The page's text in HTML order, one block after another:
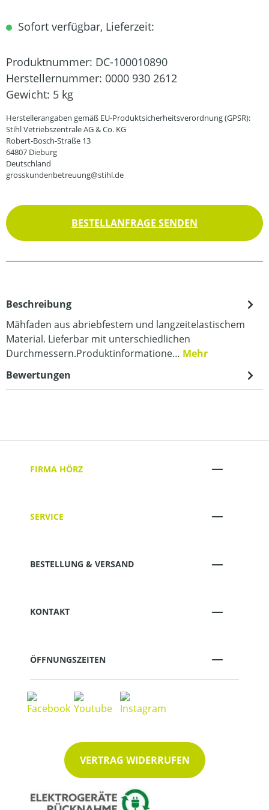
Sofort verfügbar, Lieferzeit:
Produktnummer: DC-100010890
Herstellernummer: 0000 930 2612
Gewicht: 5 kg
Herstellerangaben gemäß EU-Produktsicherheitsverordnung (GPSR):
Stihl Vetriebszentrale AG & Co. KG
Robert-Bosch-Straße 13
64807 Dieburg
Deutschland
grosskundenbetreuung@stihl.de
BESTELLANFRAGE SENDEN
Beschreibung
Mähfaden aus abriebfestem und langzeitelastischem
Material. Lieferbar mit unterschiedlichen
Durchmessern.Produktinformatione… Mehr
Bewertungen
FIRMA HÖRZ
SERVICE
BESTELLUNG & VERSAND
KONTAKT
ÖFFNUNGSZEITEN
VERTRAG WIDERRUFEN